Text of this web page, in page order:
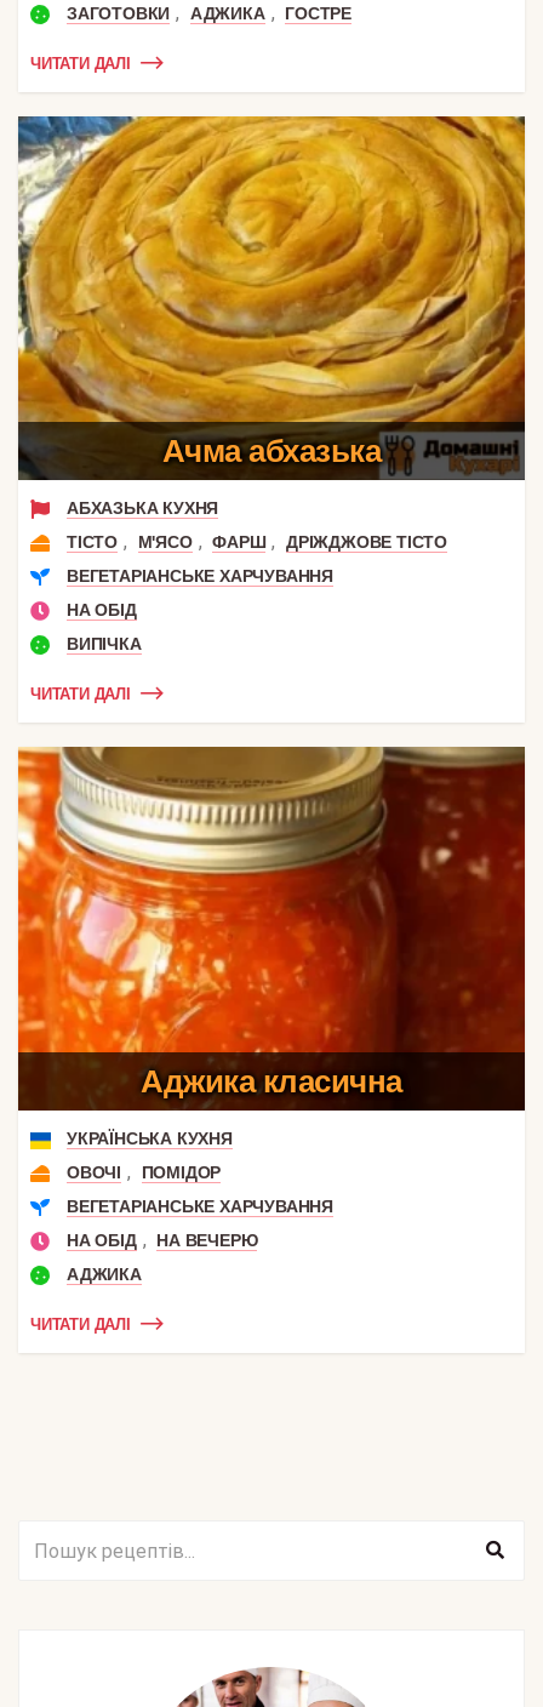
ЗАГОТОВКИ , АДЖИКА , ГОСТРЕ
ЧИТАТИ ДАЛІ
Ачма абхазька
АБХАЗЬКА КУХНЯ
ТІСТО , М'ЯСО , ФАРШ ,
ДРІЖДЖОВЕ ТІСТО
ВЕГЕТАРІАНСЬКЕ ХАРЧУВАННЯ
НА ОБІД
ВИПІЧКА
ЧИТАТИ ДАЛІ
Аджика класична
УКРАЇНСЬКА КУХНЯ
ОВОЧІ ,
ПОМІДОР
ВЕГЕТАРІАНСЬКЕ ХАРЧУВАННЯ
НА ОБІД ,
НА ВЕЧЕРЮ
АДЖИКА
ЧИТАТИ ДАЛІ